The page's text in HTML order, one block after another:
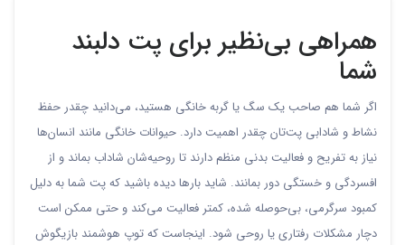
همراهی بی‌نظیر برای پت دلبند
شما
اگر شما هم صاحب یک سگ یا گربه خانگی هستید، می‌دانید چقدر حفظ
نشاط و شادابی پت‌تان چقدر اهمیت دارد. حیوانات خانگی مانند انسان‌ها
نیاز به تفریح و فعالیت بدنی منظم دارند تا روحیه‌شان شاداب بماند و از
افسردگی و خستگی دور بمانند. شاید بارها دیده باشید که پت شما به دلیل
کمبود سرگرمی، بی‌حوصله شده، کمتر فعالیت می‌کند و حتی ممکن است
دچار مشکلات رفتاری یا روحی شود. اینجاست که توپ هوشمند بازیگوش